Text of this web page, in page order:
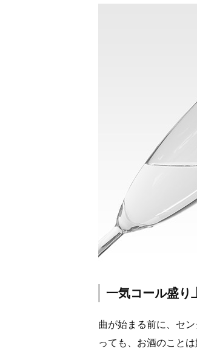
一気コール盛
曲が始まる前に、セ
っても、お酒のこと